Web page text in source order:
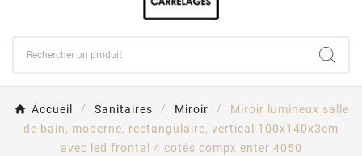
Accueil Sanitaires Miroir
Miroir lumineux salle
de bain, moderne, rectangulaire, vertical 100x140x3cm
avec led frontal 4 cotés compx enter 4050